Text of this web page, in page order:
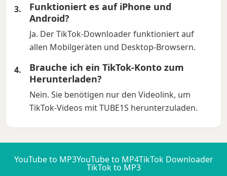
Funktioniert es auf iPhone und
Android?
Ja. Der TikTok-Downloader funktioniert auf
allen Mobilgeräten und Desktop-Browsern.
Brauche ich ein TikTok-Konto zum
Herunterladen?
Nein. Sie benötigen nur den Videolink, um
TikTok-Videos mit TUBE1S herunterzuladen.
YouTube to MP3YouTube to MP4TikTok Downloader
TikTok to MP3